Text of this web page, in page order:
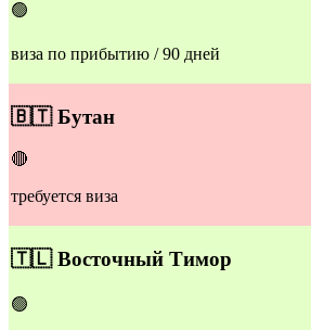
🟢
виза по прибытию / 90 дней
🇧🇹Бутан
🔴
требуется виза
🇹🇱Восточный Тимор
🟢